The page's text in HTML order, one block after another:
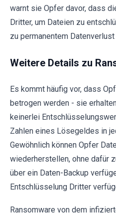
warnt sie Opfer davor, dass
Dritter, um Dateien zu
zu permanentem
Weitere Details zu
Es kommt häufig vor, dass
betrogen werden - sie
keinerlei
Zahlen eines Lösegeldes in
Gewöhnlich können Opfer
wiederherstellen, ohne dafür
über ein Daten-Backup
Entschlüsselung Dritter
Ransomware von dem